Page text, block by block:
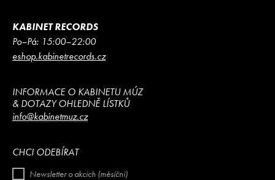
KABINET RECORDS
Po–Pá: 15:00–22:00
eshop.kabinetrecords.cz
INFORMACE O KABINETU MÚZ
& DOTAZY OHLEDNĚ LÍSTKŮ
info@kabinetmuz.cz
CHCI ODEBÍRAT
Newsletter o akcích (měsíční)